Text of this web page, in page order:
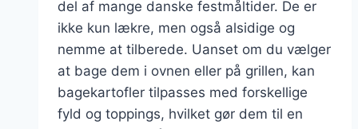
del af mange danske festmåltider. De er
ikke kun lækre, men også alsidige og
nemme at tilberede. Uanset om du vælger
at bage dem i ovnen eller på grillen, kan
bagekartofler tilpasses med forskellige
fyld og toppings, hvilket gør dem til en